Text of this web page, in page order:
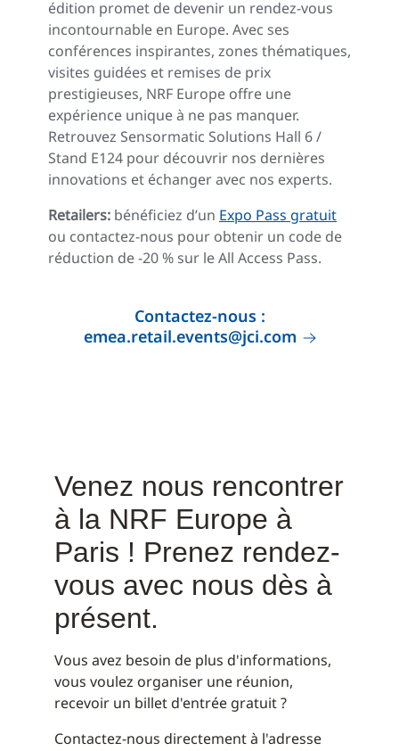
édition promet de devenir un rendez-vous
incontournable en Europe. Avec ses
conférences inspirantes, zones thématiques,
visites guidées et remises de prix
prestigieuses, NRF Europe offre une
expérience unique à ne pas manquer.
Retrouvez Sensormatic Solutions Hall 6 /
Stand E124 pour découvrir nos dernières
innovations et échanger avec nos experts.
Retailers: bénéficiez d’un Expo Pass gratuit
ou contactez-nous pour obtenir un code de
réduction de -20 % sur le All Access Pass.
Contactez-nous :
emea.retail.events@jci.com
Venez nous rencontrer
à la NRF Europe à
Paris ! Prenez rendez-
vous avec nous dès à
présent.
Vous avez besoin de plus d'informations,
vous voulez organiser une réunion,
recevoir un billet d'entrée gratuit ?
Contactez-nous directement à l'adresse